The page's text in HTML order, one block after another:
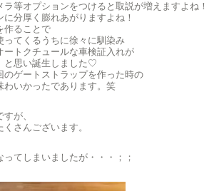
ラ等オプションをつけると取説が増えますよね！
分厚く膨れあがりますよね！
作ることで
ってくるうちに徐々に馴染み
ートクチュールな車検証入れが
と思い誕生しました♡
のゲートストラップを作った時の
わいかったであります。笑
が、
さんございます。
てしまいましたが・・・；；